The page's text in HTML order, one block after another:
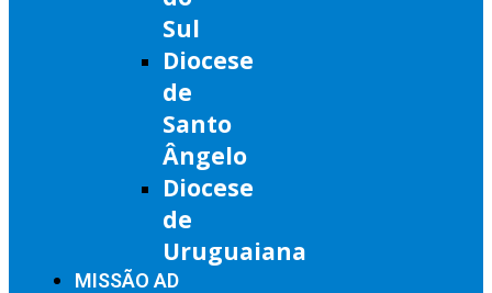
Sul
Diocese
de
Santo
Ângelo
Diocese
de
Uruguaiana
MISSÃO AD